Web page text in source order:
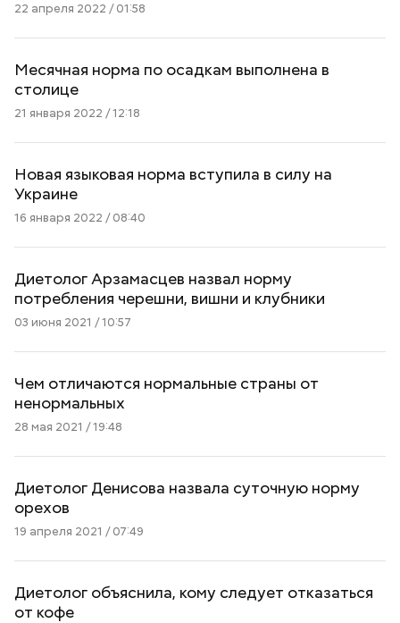
22 апреля 2022 / 01:58
Месячная норма по осадкам выполнена в
столице
21 января 2022 / 12:18
Новая языковая норма вступила в силу на
Украине
16 января 2022 / 08:40
Диетолог Арзамасцев назвал норму
потребления черешни, вишни и клубники
03 июня 2021 / 10:57
Чем отличаются нормальные страны от
ненормальных
28 мая 2021 / 19:48
Диетолог Денисова назвала суточную норму
орехов
19 апреля 2021 / 07:49
Диетолог объяснила, кому следует отказаться
от кофе